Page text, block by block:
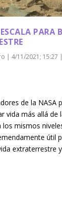
PARA
| 4/11/2021; 15:27 |
de la NASA
vida más allá de
mismos
útil
extraterrestre